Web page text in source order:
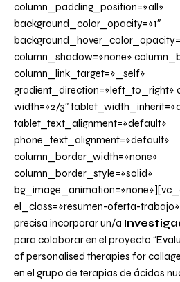
column_padding_position=»all»
background_color_opacity=»1″
column_shadow=»none»
column_link_target=»_self»
gradient_direction=»left_to_right»
width=»2/3″
tablet_text_alignment=»default»
phone_text_alignment=»default»
column_border_width=»none»
column_border_style=»solid»
el_class=»resumen-oferta-
precisa incorporar un/a
para colaborar en el proyecto
of personalised therapies for
en el grupo de terapias de ácidos